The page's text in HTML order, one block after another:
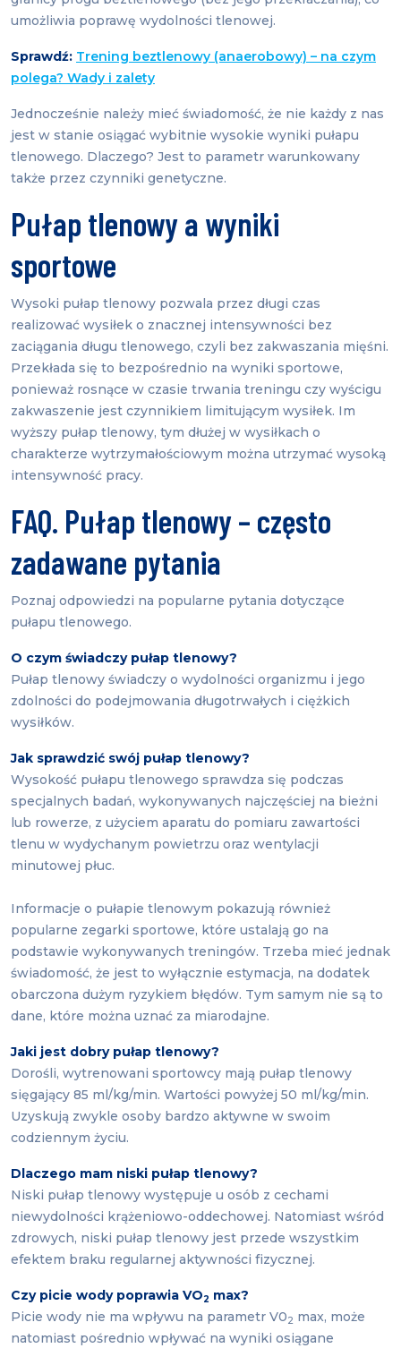
umożliwia poprawę wydolności tlenowej.
Sprawdź: Trening beztlenowy (anaerobowy) – na czym
polega? Wady i zalety
Jednocześnie należy mieć świadomość, że nie każdy z nas
jest w stanie osiągać wybitnie wysokie wyniki pułapu
tlenowego. Dlaczego? Jest to parametr warunkowany
także przez czynniki genetyczne.
Pułap tlenowy a wyniki
sportowe
Wysoki pułap tlenowy pozwala przez długi czas
realizować wysiłek o znacznej intensywności bez
zaciągania długu tlenowego, czyli bez zakwaszania mięśni.
Przekłada się to bezpośrednio na wyniki sportowe,
ponieważ rosnące w czasie trwania treningu czy wyścigu
zakwaszenie jest czynnikiem limitującym wysiłek. Im
wyższy pułap tlenowy, tym dłużej w wysiłkach o
charakterze wytrzymałościowym można utrzymać wysoką
intensywność pracy.
FAQ. Pułap tlenowy – często
zadawane pytania
Poznaj odpowiedzi na popularne pytania dotyczące
pułapu tlenowego.
O czym świadczy pułap tlenowy?
Pułap tlenowy świadczy o wydolności organizmu i jego
zdolności do podejmowania długotrwałych i ciężkich
wysiłków.
Jak sprawdzić swój pułap tlenowy?
Wysokość pułapu tlenowego sprawdza się podczas
specjalnych badań, wykonywanych najczęściej na bieżni
lub rowerze, z użyciem aparatu do pomiaru zawartości
tlenu w wydychanym powietrzu oraz wentylacji
minutowej płuc.
Informacje o pułapie tlenowym pokazują również
popularne zegarki sportowe, które ustalają go na
podstawie wykonywanych treningów. Trzeba mieć jednak
świadomość, że jest to wyłącznie estymacja, na dodatek
obarczona dużym ryzykiem błędów. Tym samym nie są to
dane, które można uznać za miarodajne.
Jaki jest dobry pułap tlenowy?
Dorośli, wytrenowani sportowcy mają pułap tlenowy
sięgający 85 ml/kg/min. Wartości powyżej 50 ml/kg/min.
Uzyskują zwykle osoby bardzo aktywne w swoim
codziennym życiu.
Dlaczego mam niski pułap tlenowy?
Niski pułap tlenowy występuje u osób z cechami
niewydolności krążeniowo-oddechowej. Natomiast wśród
zdrowych, niski pułap tlenowy jest przede wszystkim
efektem braku regularnej aktywności fizycznej.
Czy picie wody poprawia VO2 max?
Picie wody nie ma wpływu na parametr V02 max, może
natomiast pośrednio wpływać na wyniki osiągane